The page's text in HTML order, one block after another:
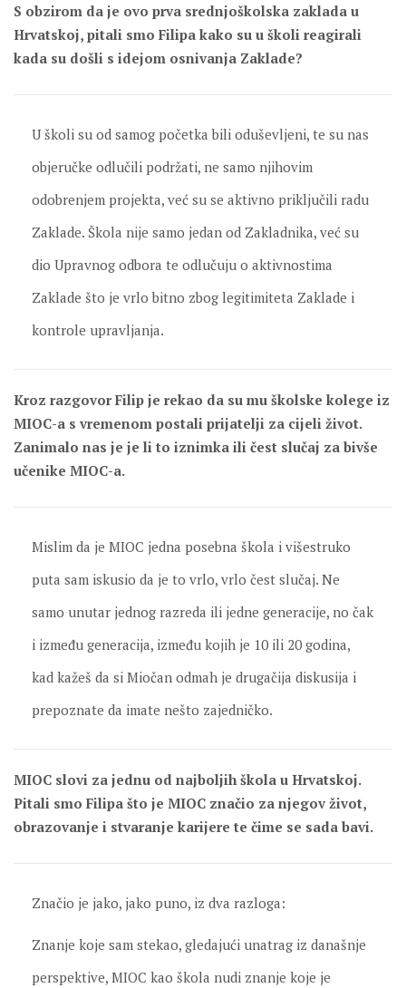
S obzirom da je ovo prva srednjoškolska zaklada u
Hrvatskoj, pitali smo Filipa kako su u školi reagirali
kada su došli s idejom osnivanja Zaklade?
U školi su od samog početka bili oduševljeni, te su nas
objeručke odlučili podržati, ne samo njihovim
odobrenjem projekta, već su se aktivno priključili radu
Zaklade. Škola nije samo jedan od Zakladnika, već su
dio Upravnog odbora te odlučuju o aktivnostima
Zaklade što je vrlo bitno zbog legitimiteta Zaklade i
kontrole upravljanja.
Kroz razgovor Filip je rekao da su mu školske kolege iz
MIOC-a s vremenom postali prijatelji za cijeli život.
Zanimalo nas je je li to iznimka ili čest slučaj za bivše
učenike MIOC-a.
Mislim da je MIOC jedna posebna škola i višestruko
puta sam iskusio da je to vrlo, vrlo čest slučaj. Ne
samo unutar jednog razreda ili jedne generacije, no čak
i između generacija, između kojih je 10 ili 20 godina,
kad kažeš da si Miočan odmah je drugačija diskusija i
prepoznate da imate nešto zajedničko.
MIOC slovi za jednu od najboljih škola u Hrvatskoj.
Pitali smo Filipa što je MIOC značio za njegov život,
obrazovanje i stvaranje karijere te čime se sada bavi.
Značio je jako, jako puno, iz dva razloga:
Znanje koje sam stekao, gledajući unatrag iz današnje
perspektive, MIOC kao škola nudi znanje koje je